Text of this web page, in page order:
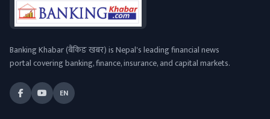
Banking Khabar (बैंकिङ खबर) is Nepal's leading financial news
portal covering banking, finance, insurance, and capital markets.
EN